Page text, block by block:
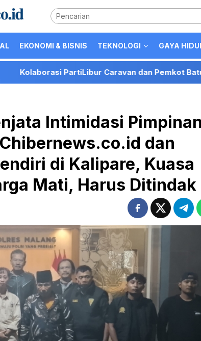
EKONOMI & BISNIS TEKNOLOGI GAYA
Caravan dan Pemkot Batu Perkuat Posisi Kota
Intimidasi Pimpinan
dan
di Kalipare, Kuasa
Mati, Harus Ditindak